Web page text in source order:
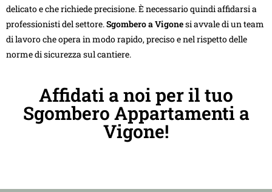
delicato e che richiede precisione. È necessario quindi affidarsi a
professionisti del settore.Sgombero a Vigonesi avvale di un team
di lavoro che opera in modo rapido, preciso e nel rispetto delle
norme di sicurezza sul cantiere.
Affidati a noi per il tuo
Sgombero Appartamenti a
Vigone!